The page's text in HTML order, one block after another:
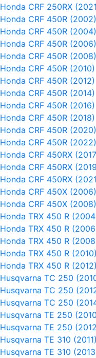
Honda CRF 250RX
Honda CRF 450R (2002)
Honda CRF 450R (2004)
Honda CRF 450R (2006)
Honda CRF 450R (2008)
Honda CRF 450R (2010)
Honda CRF 450R (2012)
Honda CRF 450R (2014)
Honda CRF 450R (2016)
Honda CRF 450R (2018)
Honda CRF 450R (2020)
Honda CRF 450R (2022)
Honda CRF 450RX
Honda CRF 450RX
Honda CRF 450RX
Honda CRF 450X (2006)
Honda CRF 450X (2008)
Honda TRX 450 R
Honda TRX 450 R
Honda TRX 450 R
Honda TRX 450 R (2010)
Honda TRX 450 R (2012)
Husqvarna TC 250
Husqvarna TC 250
Husqvarna TC 250
Husqvarna TE 250
Husqvarna TE 250
Husqvarna TE 310 (2011)
Husqvarna TE 310